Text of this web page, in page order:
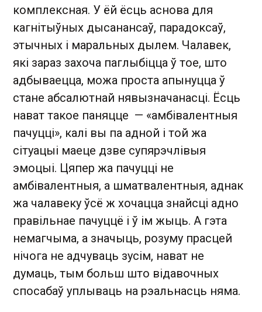
комплексная. У ёй ёсць аснова для
кагнітыўных дысанансаў, парадоксаў,
этычных і маральных дылем. Чалавек,
які зараз захоча паглыбіцца ў тое, што
адбываецца, можа проста апынуцца ў
стане абсалютнай нявызначанасці. Ёсць
нават такое паняцце — «амбівалентныя
пачуцці», калі вы па адной і той жа
сітуацыі маеце дзве супярэчлівыя
эмоцыі. Цяпер жа пачуцці не
амбівалентныя, а шматвалентныя, аднак
жа чалавеку ўсё ж хочацца знайсці адно
правільнае пачуццё і ў ім жыць. А гэта
немагчыма, а значыць, розуму прасцей
нічога не адчуваць зусім, нават не
думаць, тым больш што відавочных
спосабаў уплываць на рэальнасць няма.